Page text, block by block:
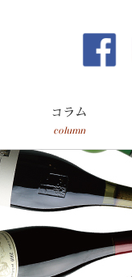
コラム
column